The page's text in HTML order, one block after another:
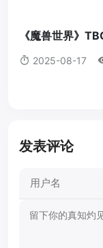
《魔兽世界》
法打套还是T4套
的真相！
2025-08-17
发表评论